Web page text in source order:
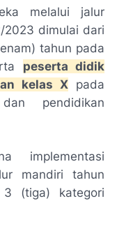
melalui jalur
2023 dimulai dari
tahun pada
peserta didik
kelas X pada
pendidikan
implementasi
mandiri tahun
(tiga) kategori